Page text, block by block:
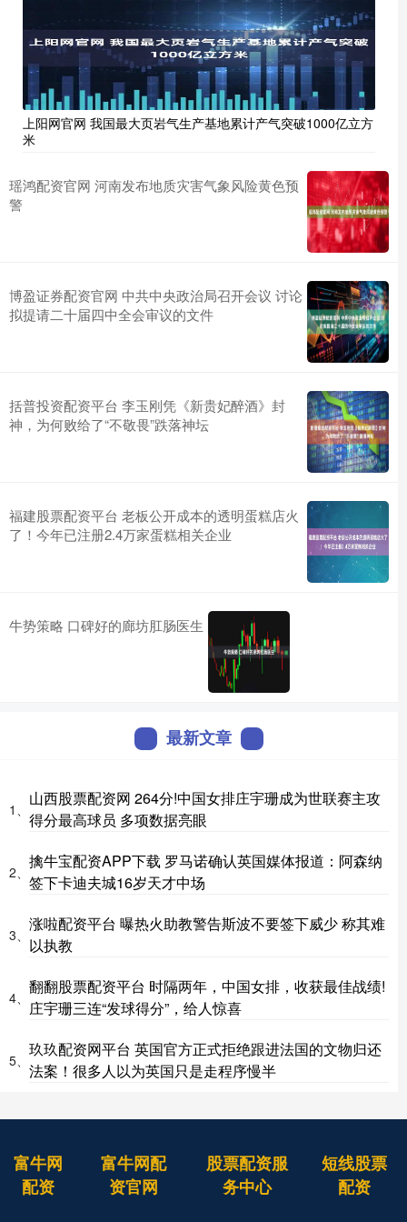
上阳网官网 我国最大页岩气生产基地累计产气突破1000亿立方
米
瑶鸿配资官网 河南发布地质灾害气象风险黄色预
警
博盈证券配资官网 中共中央政治局召开会议 讨论
拟提请二十届四中全会审议的文件
括普投资配资平台 李玉刚凭《新贵妃醉酒》封
神，为何败给了“不敬畏”跌落神坛
福建股票配资平台 老板公开成本的透明蛋糕店火
了！今年已注册2.4万家蛋糕相关企业
牛势策略 口碑好的廊坊肛肠医生
最新文章
1、
山西股票配资网 264分!中国女排庄宇珊成为世联赛主攻
得分最高球员 多项数据亮眼
2、
擒牛宝配资APP下载 罗马诺确认英国媒体报道：阿森纳
签下卡迪夫城16岁天才中场
3、
涨啦配资平台 曝热火助教警告斯波不要签下威少 称其难
以执教
4、
翻翻股票配资平台 时隔两年，中国女排，收获最佳战绩!
庄宇珊三连“发球得分”，给人惊喜
5、
玖玖配资网平台 英国官方正式拒绝跟进法国的文物归还
法案！很多人以为英国只是走程序慢半
富牛网
配资
富牛网配
资官网
股票配资服
务中心
短线股票
配资